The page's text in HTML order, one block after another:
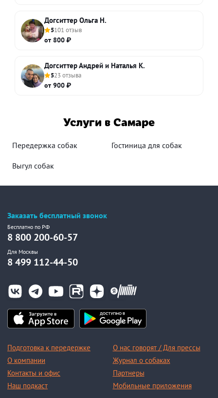
Догситтер Ольга Н.
5101 отзыв
от 800 ₽
Догситтер Андрей и Наталья К.
523 отзыва
от 900 ₽
Услуги в Самаре
Передержка собак Гостиница для собак
Выгул собак
Заказать бесплатный звонок
Бесплатно по РФ
8 800 200-60-57
Для Москвы
8 499 112-44-50
Подготовка к передержке
О компании
Контакты и офис
Наш подкаст
О нас говорят / Для прессы
Журнал о собаках
Партнеры
Мобильные приложения